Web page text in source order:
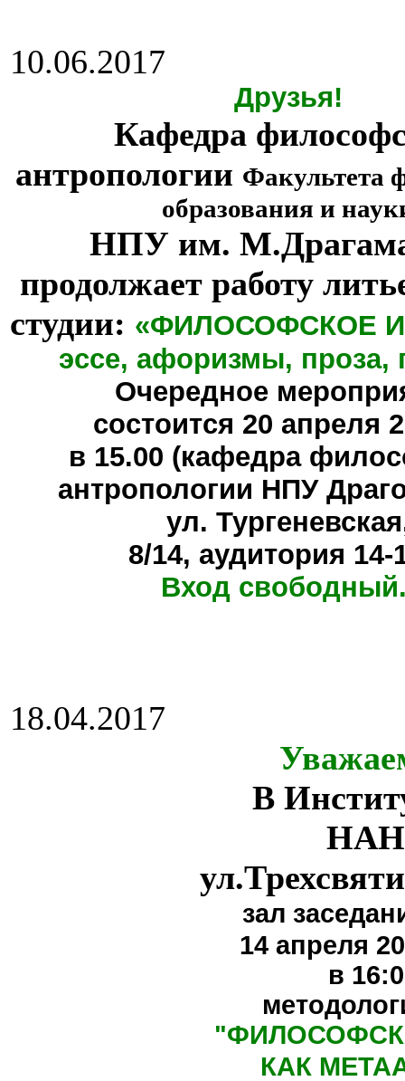
10.06.2017
Друзья!
Кафедра
антропологии Факультета
образования и
НПУ им.
продолжает работу
студии: «ФИЛОСОФСКОЕ
эссе, афоризмы, проза,
Очередное
состоится 20 апреля
в 15.00 (кафедра
антропологии НПУ
ул.
8/14, аудитория 14-
Вход
18.04.2017
В
НАН
зал
14 апреля
в
"
КАК